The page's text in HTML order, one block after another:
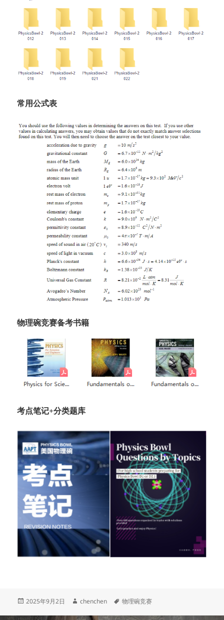
常用公式表
物理碗竞赛备考书籍
考点笔记+分类题库
发
2025年9月2日
作
chenchen
标
物理碗竞赛